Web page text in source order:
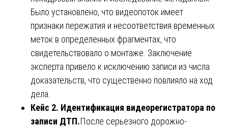
Было установлено, что видеопоток имеет
признаки пережатия и несоответствия временных
меток в определенных фрагментах, что
свидетельствовало о монтаже. Заключение
эксперта привело к исключению записи из числа
доказательств, что существенно повлияло на ход
дела.
Кейс 2. Идентификация видеорегистратора по
записи ДТП.После серьезного дорожно-